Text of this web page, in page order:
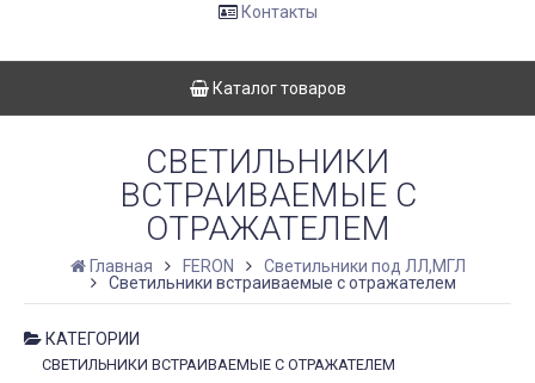
Контакты
Каталог товаров
СВЕТИЛЬНИКИ
ВСТРАИВАЕМЫЕ С
ОТРАЖАТЕЛЕМ
Главная FERON
Светильники под ЛЛ,МГЛ
Светильники встраиваемые с отражателем
КАТЕГОРИИ
СВЕТИЛЬНИКИ ВСТРАИВАЕМЫЕ С ОТРАЖАТЕЛЕМ